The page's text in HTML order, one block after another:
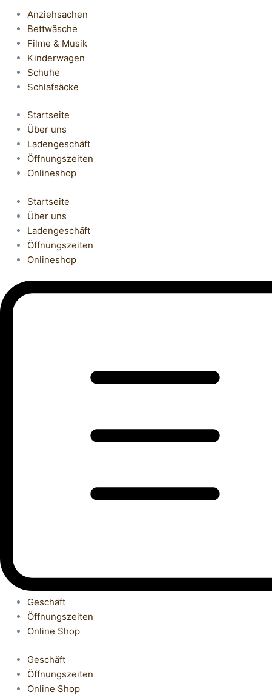
Anziehsachen
Bettwäsche
Filme & Musik
Kinderwagen
Schuhe
Schlafsäcke
Startseite
Über uns
Ladengeschäft
Öffnungszeiten
Onlineshop
Startseite
Über uns
Ladengeschäft
Öffnungszeiten
Onlineshop
Geschäft
Öffnungszeiten
Online Shop
Geschäft
Öffnungszeiten
Online Shop